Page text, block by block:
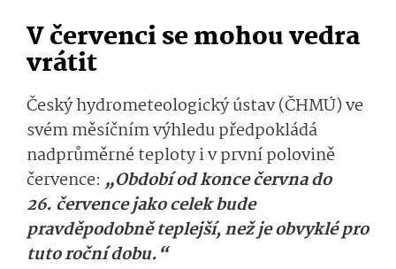
V červenci se mohou vedra
vrátit
Český hydrometeologický ústav (ČHMÚ) ve
svém měsíčním výhledu předpokládá
nadprůměrné teploty i v první polovině
července: „Období od konce června do
26. července jako celek bude
pravděpodobně teplejší, než je obvyklé pro
tuto roční dobu.“